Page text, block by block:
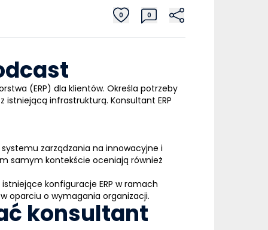
0 0
(ERP) dla klientów. Określa potrzeby
z istniejącą infrastrukturą. Konsultant ERP
zarządzania na innowacyjne i
samym kontekście oceniają również
konfiguracje ERP w ramach
oparciu o wymagania organizacji.
konsultant